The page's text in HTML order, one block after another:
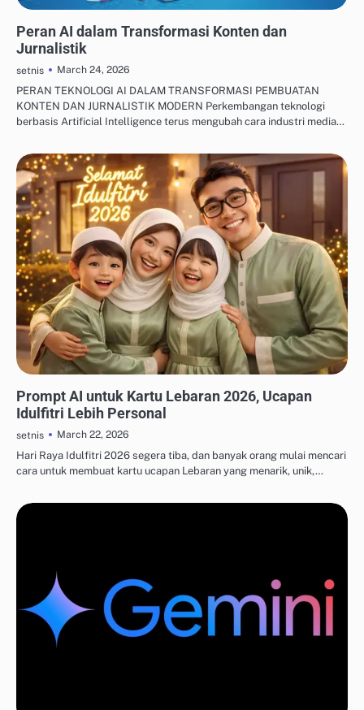
Peran AI dalam Transformasi Konten dan
Jurnalistik
setnis
March 24, 2026
PERAN TEKNOLOGI AI DALAM TRANSFORMASI PEMBUATAN
KONTEN DAN JURNALISTIK MODERN Perkembangan teknologi
berbasis Artificial Intelligence terus mengubah cara industri media…
Prompt AI untuk Kartu Lebaran 2026, Ucapan
Idulfitri Lebih Personal
setnis
March 22, 2026
Hari Raya Idulfitri 2026 segera tiba, dan banyak orang mulai mencari
cara untuk membuat kartu ucapan Lebaran yang menarik, unik,…